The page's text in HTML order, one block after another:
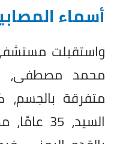
أسماء
واستقبلت
متفرقة
السيد،